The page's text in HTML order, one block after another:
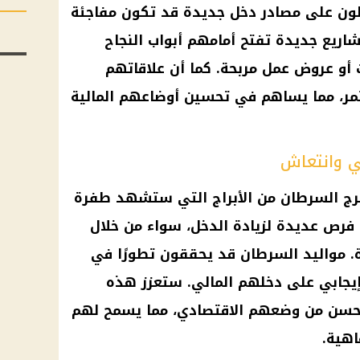
على مصادر دخل جديدة قد تكون مفاجئة
جديدة تفتح أمامهم أبواب النجاح
أو عروض عمل مربحة. كما أن علاقاتهم
مما يساهم في تحسين أوضاعهم المالية
وانتعاش
السرطان من الأبراج التي ستشهد طفرة
عديدة لزيادة الدخل، سواء من خلال
مواليد السرطان قد يحققون تطورًا في
على دخلهم المالي. ستعزز هذه
من وضعهم الاقتصادي، مما يسمح لهم